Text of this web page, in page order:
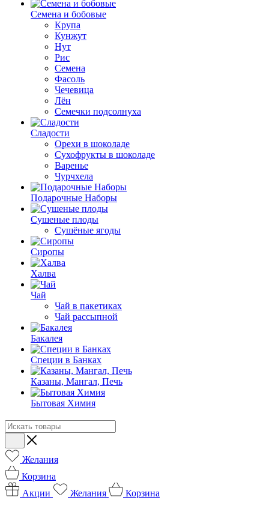
Семена и бобовые
Крупа
Кунжут
Нут
Рис
Семена
Фасоль
Чечевица
Лён
Семечки подсолнуха
Сладости
Орехи в шоколаде
Сухофрукты в шоколаде
Варенье
Чурчхела
Подарочные Наборы
Cушеные плоды
Сушёные ягоды
Сиропы
Халва
Чай
Чай в пакетиках
Чай рассыпной
Бакалея
Специи в Банках
Казаны, Мангал, Печь
Бытовая Химия
Желания
Корзина
Акции
Желания Корзина